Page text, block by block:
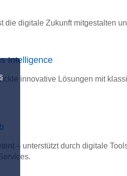
die digitale Zukunft mitgestalten
Intelligence
innovative Lösungen mit
– unterstützt durch digitale